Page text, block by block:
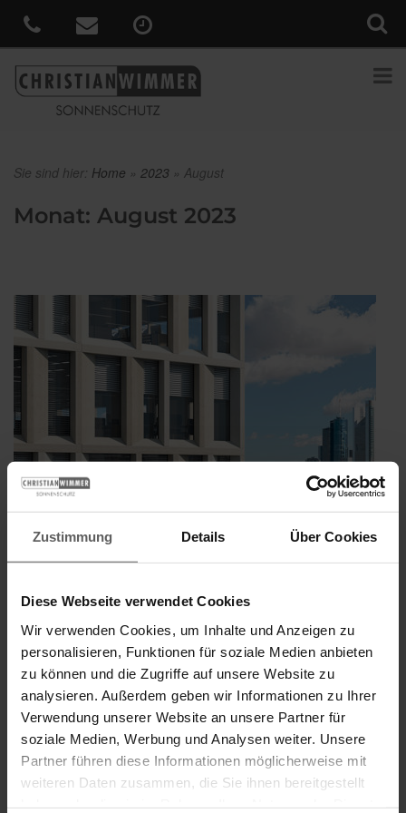
Zustimmung Details Über Cookies
Diese Webseite verwendet Cookies
Wir verwenden Cookies, um Inhalte und Anzeigen zu
personalisieren, Funktionen für soziale Medien anbieten
zu können und die Zugriffe auf unsere Website zu
analysieren. Außerdem geben wir Informationen zu Ihrer
Verwendung unserer Website an unsere Partner für
soziale Medien, Werbung und Analysen weiter. Unsere
Partner führen diese Informationen möglicherweise mit
weiteren Daten zusammen, die Sie ihnen bereitgestellt
Sie sind hier: Home » 2023 » August
Monat: August 2023
WAREMA Windra Flachlamelle:
Windstabilität hat einen Namen
Veröffentlicht
am
1. August 2023
Sie wohnen in einer windexponierten Lage und möchten trotzdem
nicht auf ein Wohlfühlklima verzichten? Trotz zunehmender
Stürme durch ein raueres Klima möchten Sie Ihre Außenjalousien